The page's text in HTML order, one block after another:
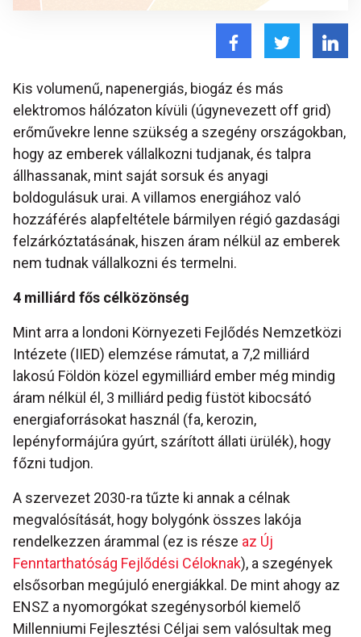
Kis volumenű, napenergiás, biogáz és más
elektromos hálózaton kívüli (úgynevezett off grid)
erőművekre lenne szükség a szegény országokban,
hogy az emberek vállalkozni tudjanak, és talpra
állhassanak, mint saját sorsuk és anyagi
boldogulásuk urai. A villamos energiához való
hozzáférés alapfeltétele bármilyen régió gazdasági
felzárkóztatásának, hiszen áram nélkül az emberek
nem tudnak vállalkozni és termelni.
4 milliárd fős célközönség
Mint arra a londoni Környezeti Fejlődés Nemzetközi
Intézete (IIED) elemzése rámutat, a 7,2 milliárd
lakosú Földön közel egymilliárd ember még mindig
áram nélkül él, 3 milliárd pedig füstöt kibocsátó
energiaforrásokat használ (fa, kerozin,
lepényformájúra gyúrt, szárított állati ürülék), hogy
főzni tudjon.
A szervezet 2030-ra tűzte ki annak a célnak
megvalósítását, hogy bolygónk összes lakója
rendelkezzen árammal (ez is része az Új
Fenntarthatóság Fejlődési Céloknak), a szegények
elsősorban megújuló energiákkal. De mint ahogy az
ENSZ a nyomorgókat szegénysorból kiemelő
Millenniumi Fejlesztési Céljai sem valósultak meg